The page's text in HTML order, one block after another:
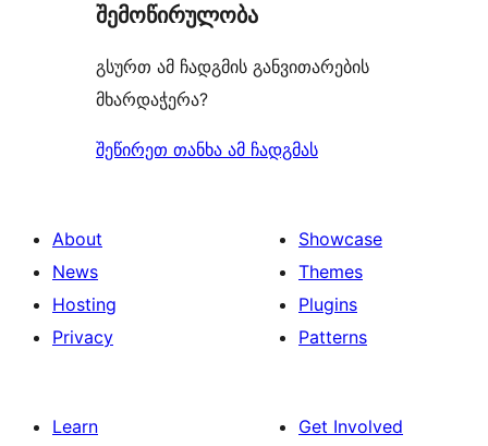
შემოწირულობა
გსურთ ამ ჩადგმის განვითარების
მხარდაჭერა?
შეწირეთ თანხა ამ ჩადგმას
About
News
Hosting
Privacy
Showcase
Themes
Plugins
Patterns
Learn
Get Involved